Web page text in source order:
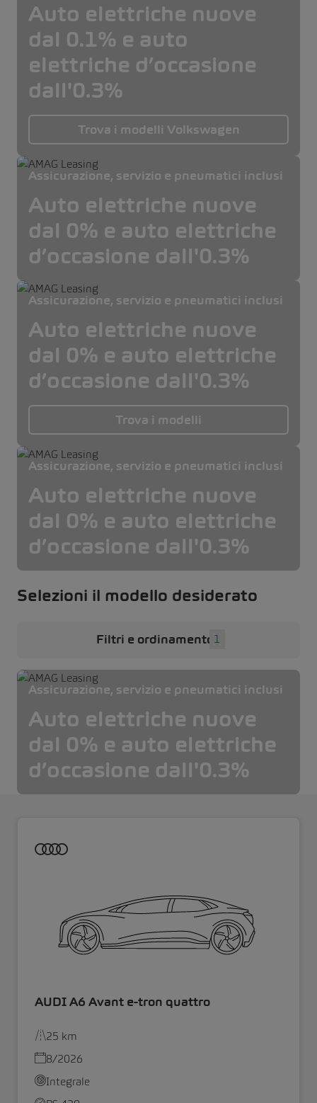
Auto elettriche nuove
dal 0.1% e auto
elettriche d’occasione
dall'0.3%
Trova i modelli Volkswagen
Assicurazione, servizio e pneumatici inclusi
Auto elettriche nuove
dal 0% e auto elettriche
d’occasione dall'0.3%
Assicurazione, servizio e pneumatici inclusi
Auto elettriche nuove
dal 0% e auto elettriche
d’occasione dall'0.3%
Trova i modelli
Assicurazione, servizio e pneumatici inclusi
Auto elettriche nuove
dal 0% e auto elettriche
d’occasione dall'0.3%
Selezioni il modello desiderato
Filtri e ordinamento 1
Assicurazione, servizio e pneumatici inclusi
Auto elettriche nuove
dal 0% e auto elettriche
d’occasione dall'0.3%
AUDI A6 Avant e-tron quattro
25 km
8/2026
Integrale